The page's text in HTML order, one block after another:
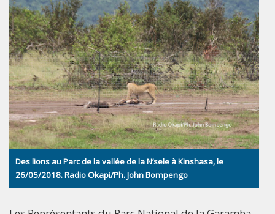
Des lions au Parc de la vallée de la N’sele à Kinshasa, le
26/05/2018. Radio Okapi/Ph. John Bompengo